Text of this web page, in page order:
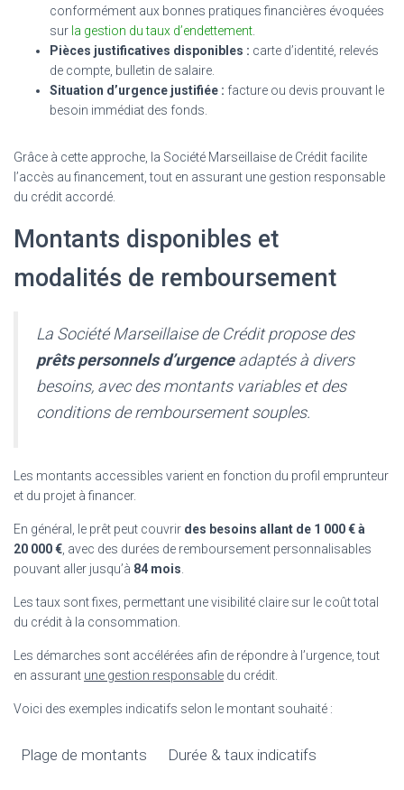
conformément aux bonnes pratiques financières évoquées
sur la gestion du taux d’endettement
Pièces justificatives disponibles : carte d’identité, relevés
de compte, bulletin de salaire.
Situation d’urgence justifiée : facture ou devis prouvant le
besoin immédiat des fonds.
Grâce à cette approche, la Société Marseillaise de Crédit facilite
l’accès au financement, tout en assurant une gestion responsable
du crédit accordé.
Montants disponibles et
modalités de remboursement
La Société Marseillaise de Crédit propose des
prêts personnels d’urgenceadaptés à divers
besoins, avec des montants variables et des
conditions de remboursement souples.
Les montants accessibles varient en fonction du profil emprunteur
et du projet à financer.
En général, le prêt peut couvrir des besoins allant de 1 000 € à
20 000 € , avec des durées de remboursement personnalisables
pouvant aller jusqu’à 84 mois
Les taux sont fixes, permettant une visibilité claire sur le coût total
du crédit à la consommation.
Les démarches sont accélérées afin de répondre à l’urgence, tout
en assurant une gestion responsable du crédit.
Voici des exemples indicatifs selon le montant souhaité :
Plage de montants Durée & taux indicatifs